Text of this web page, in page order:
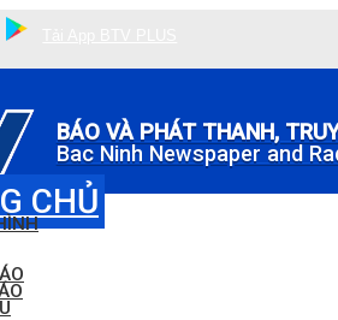
BÁO VÀ PHÁT THANH,
Bac Ninh Newspaper and
CHỦ